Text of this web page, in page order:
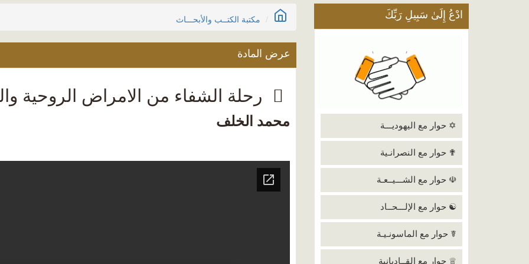
ادْعُ إِلَىٰ سَبِيلِ رَبِّكَ
✡ حوار مع اليهوديـــة
✟ حوار مع النصرانـية
☫ حوار مع الشـــيــعـة
☯ حوار مع الإلـــحــاد
☤ حوار مع الماسونـيـة
♕ حوار مع القــاديانية
مكتبة الكتــب والأبحـــاث
عرض المادة
رحلة الشفاء من الامراض الروحية
محمد الخلف